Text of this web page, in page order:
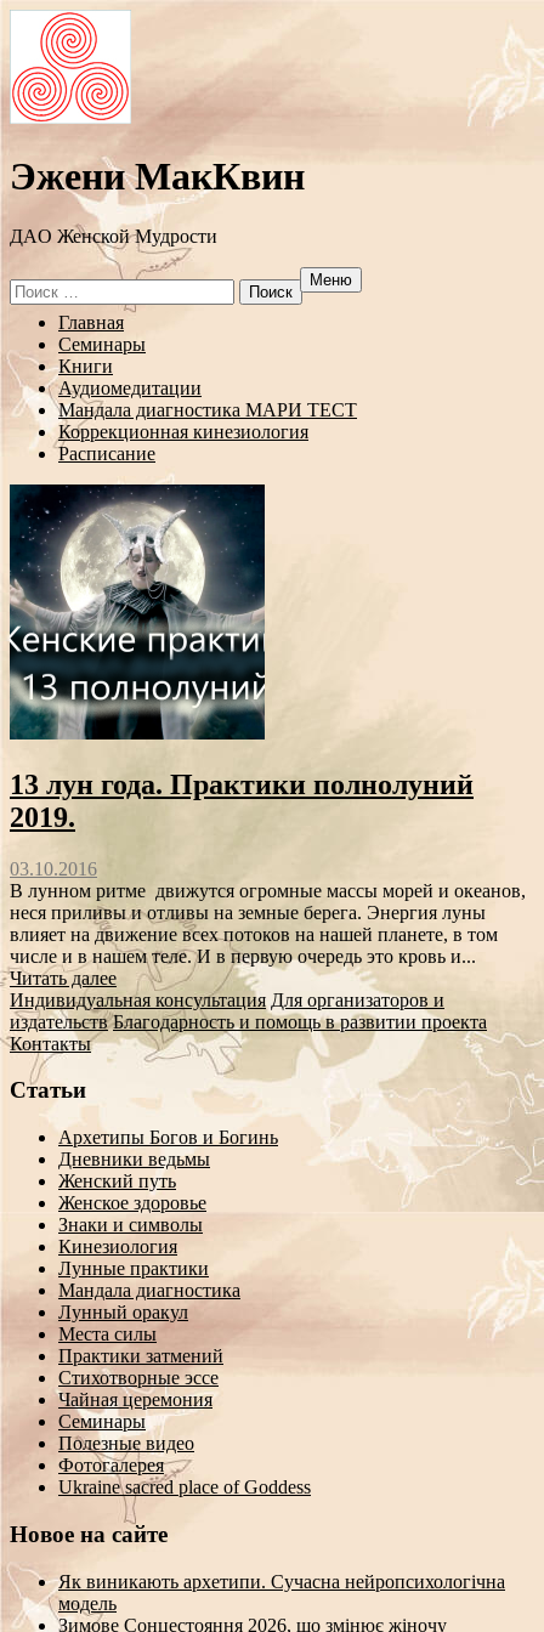
Эжени МакКвин
ДAO Женской Мудрости
Search
for:
Меню
Перейти
содержанию
Главная
Семинары
Книги
Аудиомедитации
Мандала диагностика МАРИ ТЕСТ
Коррекционная кинезиология
Расписание
13 лун года. Практики полнолуний
2019.
03.10.2016
В лунном ритме движутся огромные массы морей и океанов,
неся приливы и отливы на земные берега. Энергия луны
влияет на движение всех потоков на нашей планете, в том
числе и в нашем теле. И в первую очередь это кровь и...
Читать далее
Индивидуальная консультация Для организаторов и
издательств Благодарность и помощь в развитии проекта
Контакты
Статьи
Архетипы Богов и Богинь
Дневники ведьмы
Женский путь
Женское здоровье
Знаки и символы
Кинезиология
Лунные практики
Мандала диагностика
Лунный оракул
Места силы
Практики затмений
Стихотворные эссе
Чайная церемония
Семинары
Полезные видео
Фотогалерея
Ukraine sacred place of Goddess
Новое на сайте
Як виникають архетипи. Сучасна нейропсихологічна
модель
Зимове Сонцестояння 2026, що змінює жіночу